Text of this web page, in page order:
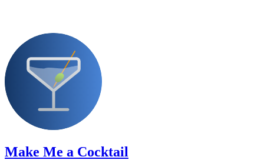
Make Me a Cocktail